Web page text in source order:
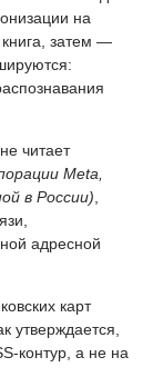
на
затем —
читает
Meta,
в России),
адресной
карт
утверждается,
контур, а не на